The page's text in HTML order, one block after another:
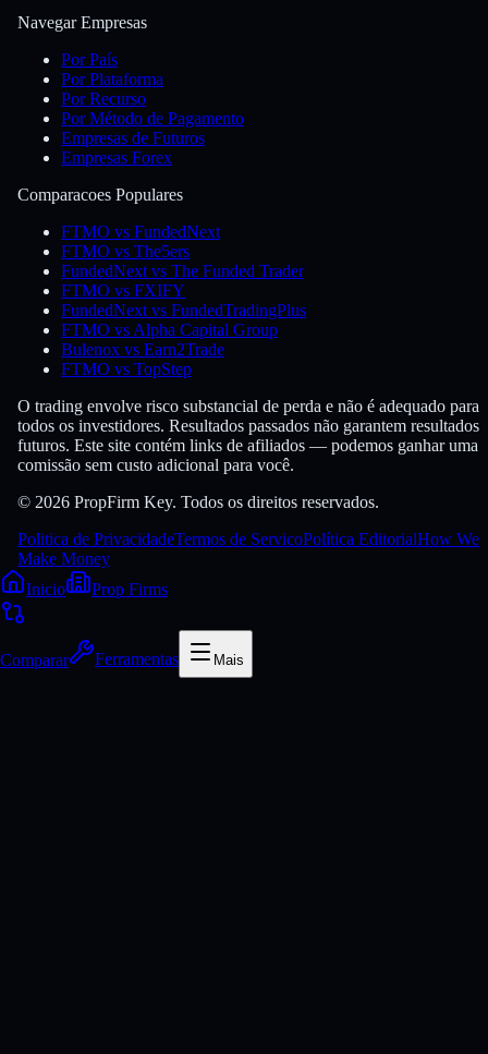
Navegar Empresas
Por País
Por Plataforma
Por Recurso
Por Método de Pagamento
Empresas de Futuros
Empresas Forex
Comparacoes Populares
FTMO vs FundedNext
FTMO vs The5ers
FundedNext vs The Funded Trader
FTMO vs FXIFY
FundedNext vs FundedTradingPlus
FTMO vs Alpha Capital Group
Bulenox vs Earn2Trade
FTMO vs TopStep
O trading envolve risco substancial de perda e não é adequado para
todos os investidores. Resultados passados não garantem resultados
futuros. Este site contém links de afiliados — podemos ganhar uma
comissão sem custo adicional para você.
© 2026 PropFirm Key. Todos os direitos reservados.
Politica de PrivacidadeTermos de ServicoPolítica EditorialHow We
Make Money
Inicio
Prop Firms
Comparar Ferramentas Mais